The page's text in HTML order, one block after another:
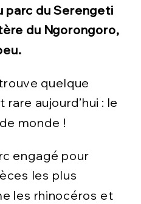
parc du Serengeti
du Ngorongoro,
quelque
aujourd’hui : le
monde !
engagé pour
les plus
les rhinocéros et